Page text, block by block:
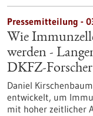
Pressemitteilung -
Wie
werden -
DKFZ-
Daniel
entwickelt, um
mit hoher zeitlicher